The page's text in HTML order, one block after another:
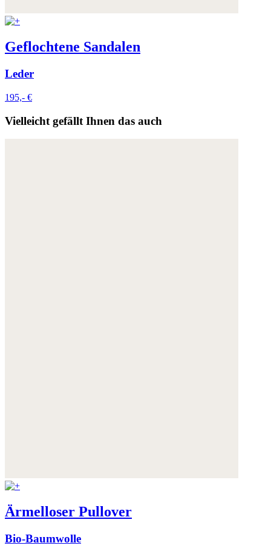
Geflochtene Sandalen
Leder
195,- €
Vielleicht gefällt Ihnen das auch
Ärmelloser Pullover
Bio-Baumwolle